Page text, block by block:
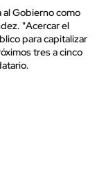
al Gobierno como
"Acercar el
para capitalizar
tres a cinco